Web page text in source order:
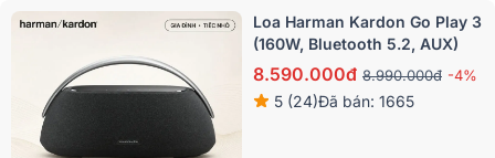
Loa Harman Kardon Go Play 3
(160W, Bluetooth 5.2, AUX)
8.590.000đ 8.990.000đ -4%
5 (24)Đã bán: 1665